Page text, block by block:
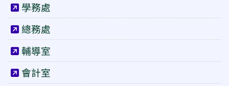
學務處
總務處
輔導室
會計室